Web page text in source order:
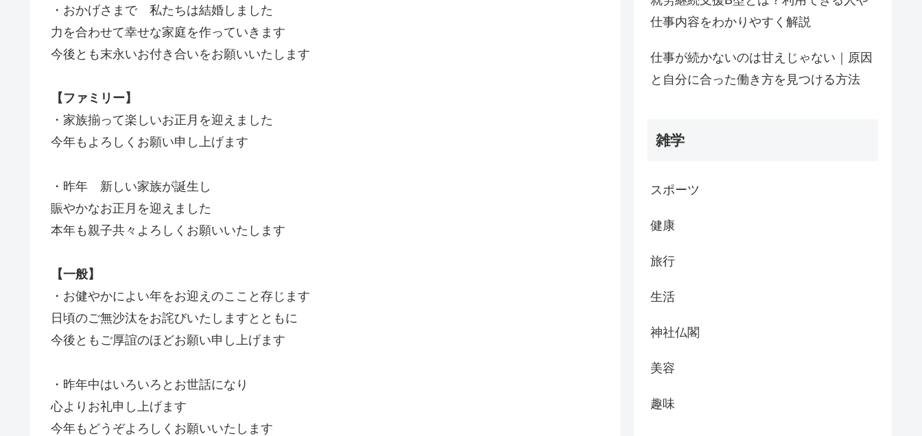
・おかげさまで 私たちは結婚しました
力を合わせて幸せな家庭を作っていきます
今後とも末永いお付き合いをお願いいたします
【ファミリー】
・家族揃って楽しいお正月を迎えました
今年もよろしくお願い申し上げます
・昨年 新しい家族が誕生し
賑やかなお正月を迎えました
本年も親子共々よろしくお願いいたします
【一般】
・お健やかによい年をお迎えのここと存じます
日頃のご無沙汰をお詫びいたしますとともに
今後ともご厚誼のほどお願い申し上げます
・昨年中はいろいろとお世話になり
心よりお礼申し上げます
今年もどうぞよろしくお願いいたします
仕事内容をわかりやすく解説
仕事が続かないのは甘えじゃない｜原因
と自分に合った働き方を見つける方法
雑学
スポーツ
健康
旅行
生活
神社仏閣
美容
趣味